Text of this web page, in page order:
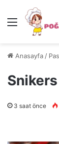
Menü
Anasayfa /
3 saat önce